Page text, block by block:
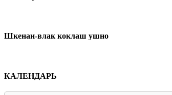
Шкенан-влак коклаш ушно
КАЛЕНДАРЬ